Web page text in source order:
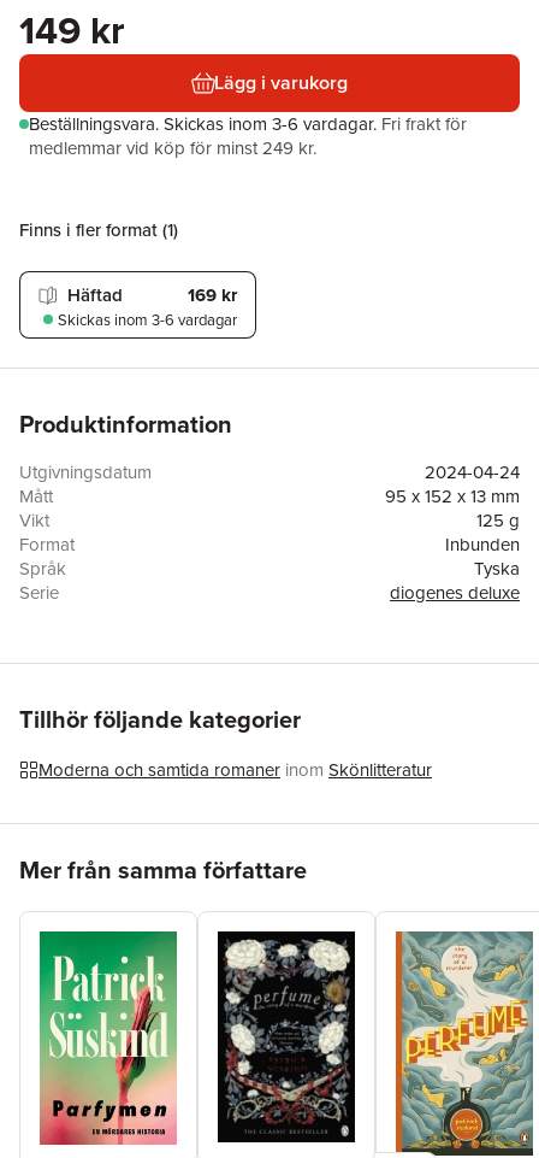
149 kr
Lägg i varukorg
Beställningsvara.Skickas inom 3-6 vardagar. Fri frakt för
medlemmar vid köp för minst 249 kr.
Finns i fler format (1)
Häftad 169 kr
Skickas inom 3-6 vardagar
Produktinformation
Utgivningsdatum
2024-04-24
Mått
95 x 152 x 13 mm
Vikt
125 g
Format
Inbunden
Språk
Tyska
Serie
diogenes deluxe
Förlag
Diogenes Verlag AG
Originaltitel
Die Geschichte von Herrn Sommer
Tillhör följande kategorier
Moderna och samtida romaner inom Skönlitteratur
Mer från samma författare